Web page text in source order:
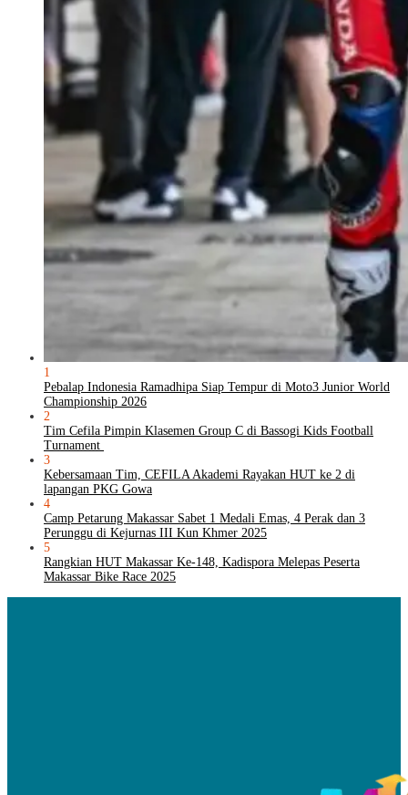
1
Pebalap Indonesia Ramadhipa Siap Tempur di Moto3 Junior World
Championship 2026
2
Tim Cefila Pimpin Klasemen Group C di Bassogi Kids Football
Turnament
3
Kebersamaan Tim, CEFILA Akademi Rayakan HUT ke 2 di
lapangan PKG Gowa
4
Camp Petarung Makassar Sabet 1 Medali Emas, 4 Perak dan 3
Perunggu di Kejurnas III Kun Khmer 2025
5
Rangkian HUT Makassar Ke-148, Kadispora Melepas Peserta
Makassar Bike Race 2025